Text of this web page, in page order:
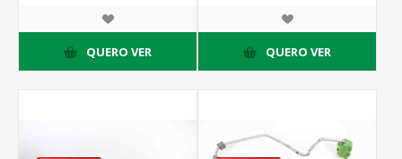
QUERO VER QUERO VER